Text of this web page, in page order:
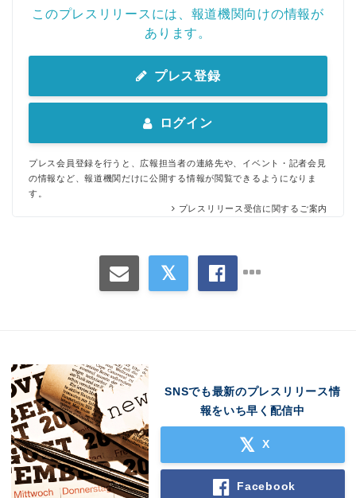
このプレスリリースには、報道機関向けの情報が
あります。
プレス登録
ログイン
プレス会員登録を行うと、広報担当者の連絡先や、イベント・記者会見
の情報など、報道機関だけに公開する情報が閲覧できるようになりま
す。
プレスリリース受信に関するご案内
SNSでも最新のプレスリリース情
報をいち早く配信中
X
Facebook